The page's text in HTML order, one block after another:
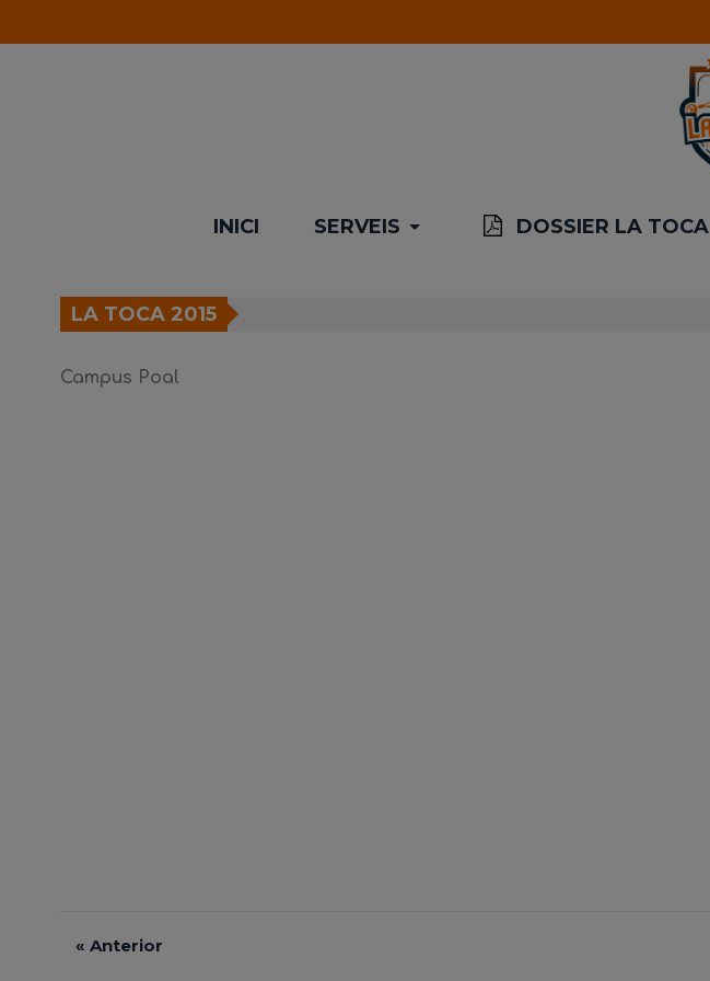
INICI SERVEIS DOSSIER LA TOCA
LA TOCA 2015
Campus Poal
«Anterior